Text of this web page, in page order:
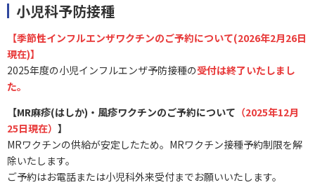
小児科予防接種
【季節性インフルエンザワクチンのご予約について(2026年2月26日
現在)】
2025年度の小児インフルエンザ予防接種の受付は終了いたしまし
た。
【MR麻疹(はしか)・風疹ワクチンのご予約について （2025年12月
25日現在） 】
MRワクチンの供給が安定したため。MRワクチン接種予約制限を解
除いたします。
ご予約はお電話または小児科外来受付までお願いいたします。